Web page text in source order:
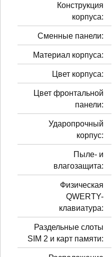
Конструкция
корпуса:
Сменные панели:
Материал корпуса:
Цвет корпуса:
Цвет фронтальной
панели:
Ударопрочный
корпус:
Пыле- и
влагозащита:
Физическая
QWERTY-
клавиатура:
Раздельные слоты
SIM 2 и карт памяти: